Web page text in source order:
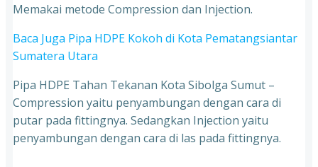
Memakai metode Compression dan Injection.
Baca Juga Pipa HDPE Kokoh di Kota Pematangsiantar
Sumatera Utara
Pipa HDPE Tahan Tekanan Kota Sibolga Sumut –
Compression yaitu penyambungan dengan cara di
putar pada fittingnya. Sedangkan Injection yaitu
penyambungan dengan cara di las pada fittingnya.